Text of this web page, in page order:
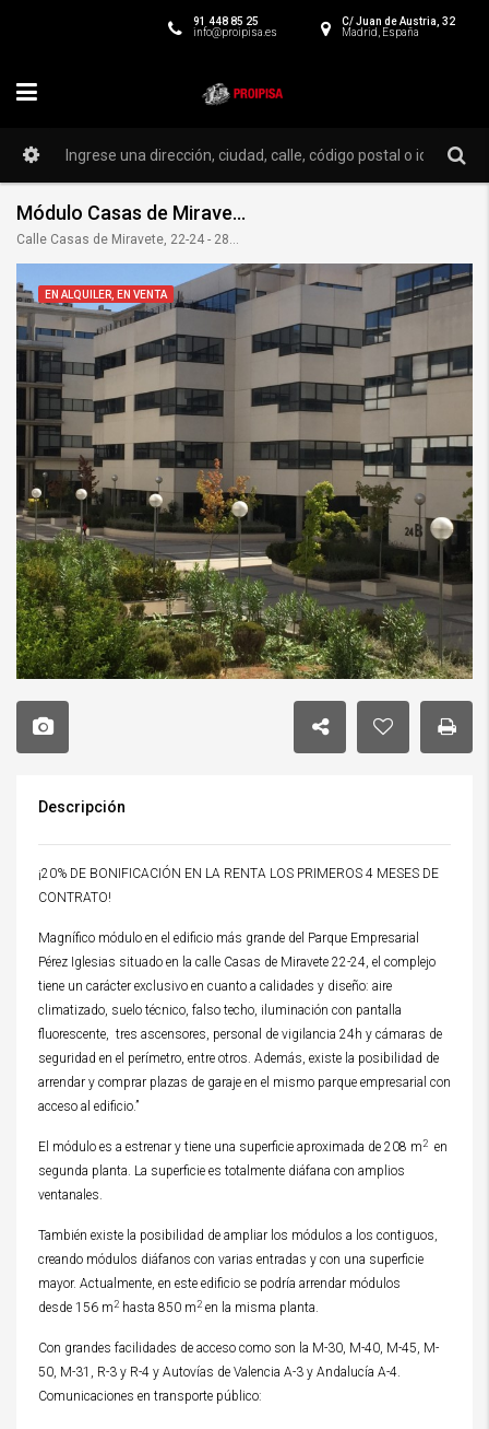
C/ Juan de Austria, 32
Madrid, España
91 448 85 25
info@proipisa.es
Módulo Casas de Miravete 24-C
Calle Casas de Miravete, 22-24 - 28031
EN ALQUILER, EN VENTA
Descripción
¡20% DE BONIFICACIÓN EN LA RENTA LOS PRIMEROS 4 MESES DE
CONTRATO!
Magnífico módulo en el edificio más grande del Parque Empresarial
Pérez Iglesias situado en la calle Casas de Miravete 22-24, el complejo
tiene un carácter exclusivo en cuanto a calidades y diseño: aire
climatizado, suelo técnico, falso techo, iluminación con pantalla
fluorescente, tres ascensores, personal de vigilancia 24h y cámaras de
seguridad en el perímetro, entre otros. Además, existe la posibilidad de
arrendar y comprar plazas de garaje en el mismo parque empresarial con
acceso al edificio.”
El módulo es a estrenar y tiene una superficie aproximada de 208 m2 en
segunda planta. La superficie es totalmente diáfana con amplios
ventanales.
También existe la posibilidad de ampliar los módulos a los contiguos,
creando módulos diáfanos con varias entradas y con una superficie
mayor. Actualmente, en este edificio se podría arrendar módulos
desde 156 m2 hasta 850 m2 en la misma planta.
Con grandes facilidades de acceso como son la M-30, M-40, M-45, M-
50, M-31, R-3 y R-4 y Autovías de Valencia A-3 y Andalucía A-4.
Comunicaciones en transporte público: